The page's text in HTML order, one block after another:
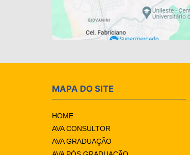
MAPA DO SITE
HOME
AVA CONSULTOR
AVA GRADUAÇÃO